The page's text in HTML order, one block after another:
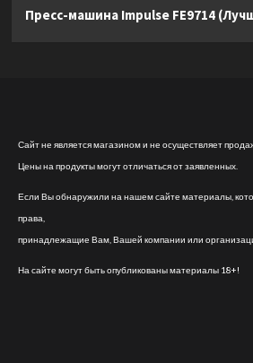
Пресс-машина Impulse FE9714
Сайт не является магазином и не осуществляет
Цены на продукты могут отличаться от заявленных.
Если Вы обнаружили на нашем сайте материалы,
права,
принадлежащие Вам, Вашей компании или
На сайте могут быть опубликованы материалы 18+!